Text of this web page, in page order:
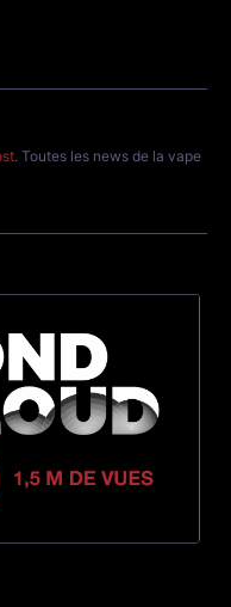
. Toutes les news de la vape